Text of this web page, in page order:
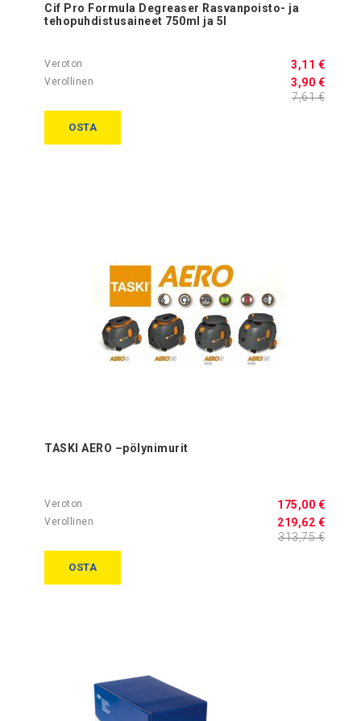
Cif Pro Formula Degreaser Rasvanpoisto- ja
tehopuhdistusaineet 750ml ja 5l
3,90 €
3,11 €
7,61 €
OSTA
TASKI AERO –pölynimurit
219,62 €
175,00 €
313,75 €
OSTA